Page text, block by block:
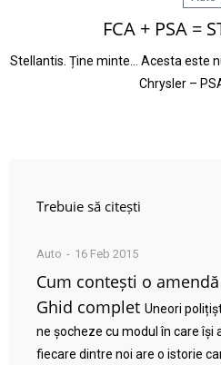
FCA + PSA =
Stellantis. Ține minte… Acesta este
Chrysler –
Trebuie să citești
Auto 16 Feb 2015
Cum contești o
Ghid complet Uneori
ne șocheze cu modul în care își
fiecare dintre noi are o istorie